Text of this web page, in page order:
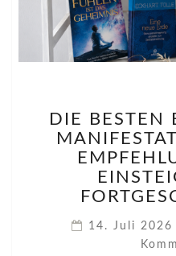
DIE BESTEN
14. Juli 2026